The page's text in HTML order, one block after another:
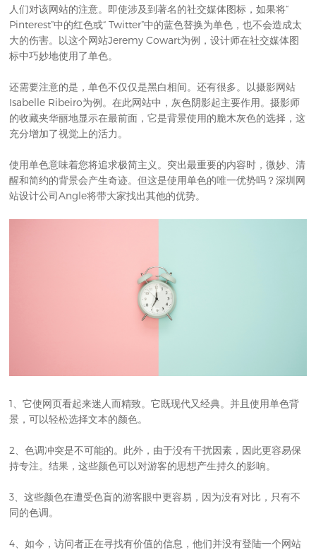
人们对该网站的注意。即使涉及到著名的社交媒体图标，如果将“
Pinterest”中的红色或“ Twitter”中的蓝色替换为单色，也不会造成太
大的伤害。以这个网站Jeremy Cowart为例，设计师在社交媒体图
标中巧妙地使用了单色。
还需要注意的是，单色不仅仅是黑白相间。还有很多。以摄影网站
Isabelle Ribeiro为例。在此网站中，灰色阴影起主要作用。摄影师
的收藏夹华丽地显示在最前面，它是背景使用的脆木灰色的选择，这
充分增加了视觉上的活力。
使用单色意味着您将追求极简主义。突出最重要的内容时，微妙、清
醒和简约的背景会产生奇迹。但这是使用单色的唯一优势吗？深圳网
站设计公司Angle将带大家找出其他的优势。
1、它使网页看起来迷人而精致。它既现代又经典。并且使用单色背
景，可以轻松选择文本的颜色。
2、色调冲突是不可能的。此外，由于没有干扰因素，因此更容易保
持专注。结果，这些颜色可以对游客的思想产生持久的影响。
3、这些颜色在遭受色盲的游客眼中更容易，因为没有对比，只有不
同的色调。
4、如今，访问者正在寻找有价值的信息，他们并没有登陆一个网站